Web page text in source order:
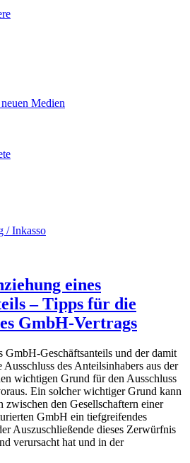
Medien
/ Inkasso
eines
– Tipps für die
GmbH-Vertrags
GmbH-Geschäftsanteils und der damit
des Anteilsinhabers aus der
wichtigen Grund für den Ausschluss
Ein solcher wichtiger Grund kann
zwischen den Gesellschaftern einer
GmbH ein tiefgreifendes
Auszuschließende dieses Zerwürfnis
verursacht hat und in der